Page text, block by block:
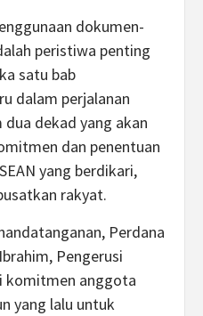
dokumen-
peristiwa penting
satu bab
dalam perjalanan
dekad yang akan
dan penentuan
yang berdikari,
rakyat.
Perdana
Pengerusi
komitmen anggota
yang lalu untuk